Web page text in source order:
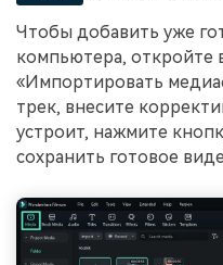
Чтобы добавить уже
компьютера, откройте
«Импортировать
трек, внесите
устроит, нажмите
сохранить готовое